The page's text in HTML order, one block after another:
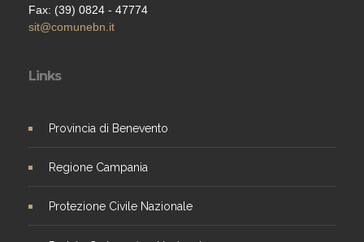
Fax: (39) 0824 - 47774
sit@comunebn.it
Links
Provincia di Benevento
Regione Campania
Protezione Civile Nazionale